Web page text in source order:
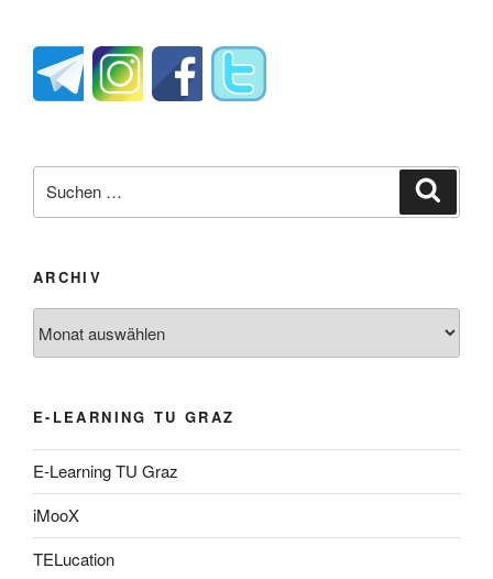
nach:
ARCHIV
E-LEARNING TU GRAZ
E-Learning TU Graz
iMooX
TELucation